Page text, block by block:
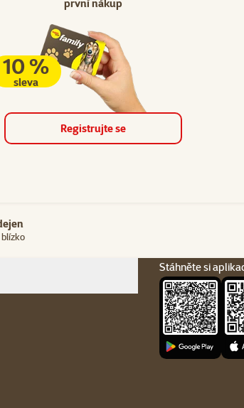
první nákup
10 %
sleva
Registrujte se
Stáhněte si